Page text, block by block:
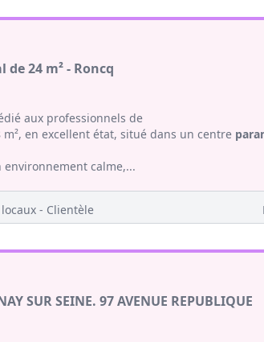
24 m² - Roncq
aux professionnels de
m², en excellent état, situé dans un centre
calme,...
- Clientèle
SUR SEINE. 97 AVENUE REPUBLIQUE